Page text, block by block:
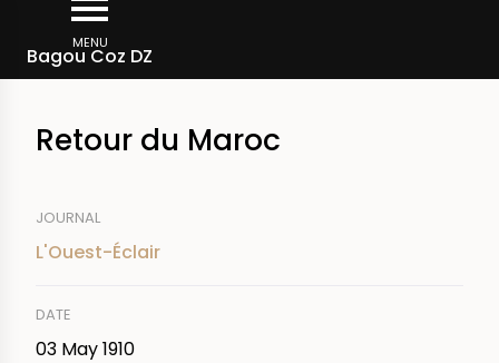
main
MENU
Bagou Coz DZ
Breadcrumb
Retour du Maroc
JOURNAL
L'Ouest-Éclair
DATE
03 May 1910